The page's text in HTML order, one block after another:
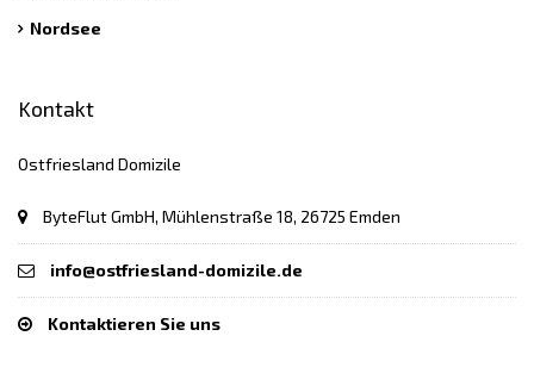
Nordsee
Kontakt
Ostfriesland Domizile
ByteFlut GmbH, Mühlenstraße 18, 26725 Emden
info@ostfriesland-domizile.de
Kontaktieren Sie uns